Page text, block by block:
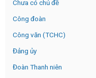
Chưa có chủ đề
Công đoàn
Công văn (TCHC)
Đảng ủy
Đoàn Thanh niên